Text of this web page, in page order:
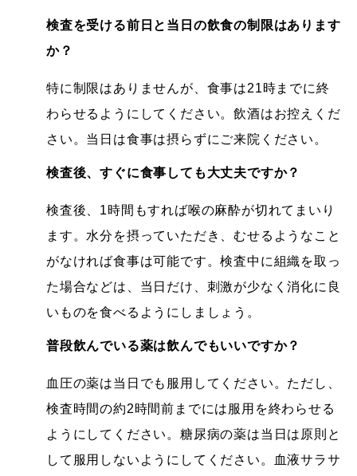
検査を受ける前日と当日の飲食の制限はあります
か？
特に制限はありませんが、食事は21時までに終
わらせるようにしてください。飲酒はお控えくだ
さい。当日は食事は摂らずにご来院ください。
検査後、すぐに食事しても大丈夫ですか？
検査後、1時間もすれば喉の麻酔が切れてまいり
ます。水分を摂っていただき、むせるようなこと
がなければ食事は可能です。検査中に組織を取っ
た場合などは、当日だけ、刺激が少なく消化に良
いものを食べるようにしましょう。
普段飲んでいる薬は飲んでもいいですか？
血圧の薬は当日でも服用してください。ただし、
検査時間の約2時間前までには服用を終わらせる
ようにしてください。糖尿病の薬は当日は原則と
して服用しないようにしてください。血液サラサ